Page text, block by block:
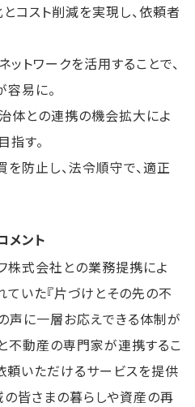
スト削減を実現し、依頼者
トワークを活用することで、
易に。
との連携の機会拡大によ
指す。
止し、法令順守で、適正
ント
株式会社との業務提携によ
ていた『片づけとその先の不
声に一層お応えできる体制が
不動産の専門家が連携するこ
頼いただけるサービスを提供
の皆さまの暮らしや資産の再